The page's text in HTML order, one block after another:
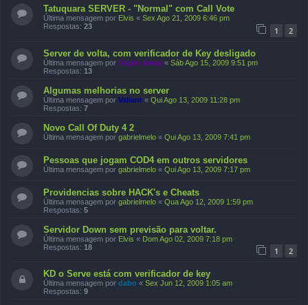
Tatuquara SERVER - "Normal" com Call Vote
Última mensagem por Elvis « Sex Ago 21, 2009 6:46 pm
Respostas: 23 1 2
Server de volta, com verificador de Key desligado
Última mensagem por Giglio Away « Sáb Ago 15, 2009 9:51 pm
Respostas: 13
Algumas melhorias no server
Última mensagem por Valiant « Qui Ago 13, 2009 11:28 pm
Respostas: 7
Novo Call Of Duty 4 2
Última mensagem por gabrielmelo « Qui Ago 13, 2009 7:41 pm
Pessoas que jogam COD4 em outros servidores
Última mensagem por gabrielmelo « Qui Ago 13, 2009 7:17 pm
Providencias sobre HACK's e Cheats
Última mensagem por gabrielmelo « Qua Ago 12, 2009 1:59 pm
Respostas: 5
Servidor Down sem previsão para voltar.
Última mensagem por Elvis « Dom Ago 02, 2009 7:18 pm
Respostas: 18 1 2
KD o Serve está com verificador de key
Última mensagem por dabo « Sex Jun 12, 2009 1:05 am
Respostas: 9